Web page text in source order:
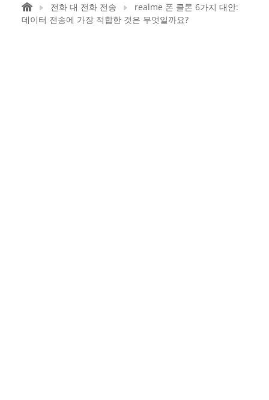
전화 대 전화 전송
realme 폰 클론 6가지 대안:
데이터 전송에 가장 적합한 것은 무엇일까요?